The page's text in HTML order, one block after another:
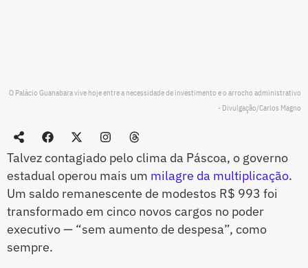
O Palácio Guanabara vive hoje entre a necessidade de investimento e o arrocho administrativo
- Divulgação/Carlos Magno
Talvez contagiado pelo clima da Páscoa, o governo
estadual operou mais um milagre da multiplicação.
Um saldo remanescente de modestos R$ 993 foi
transformado em cinco novos cargos no poder
executivo — “sem aumento de despesa”, como
sempre.